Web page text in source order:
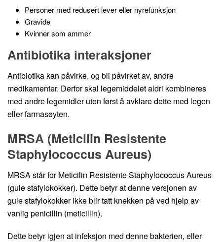
Personer med redusert lever eller nyrefunksjon
Gravide
Kvinner som ammer
Antibiotika interaksjoner
Antibiotika kan påvirke, og bli påvirket av, andre
medikamenter. Derfor skal legemiddelet aldri kombineres
med andre legemidler uten først å avklare dette med legen
eller farmasøyten.
MRSA (Meticilin Resistente
Staphylococcus Aureus)
MRSA står for Meticilin Resistente Staphylococcus Aureus
(gule stafylokokker). Dette betyr at denne versjonen av
gule stafylokokker ikke blir tatt knekken på ved hjelp av
vanlig penicillin (meticillin).
Dette betyr igjen at infeksjon med denne bakterien, eller